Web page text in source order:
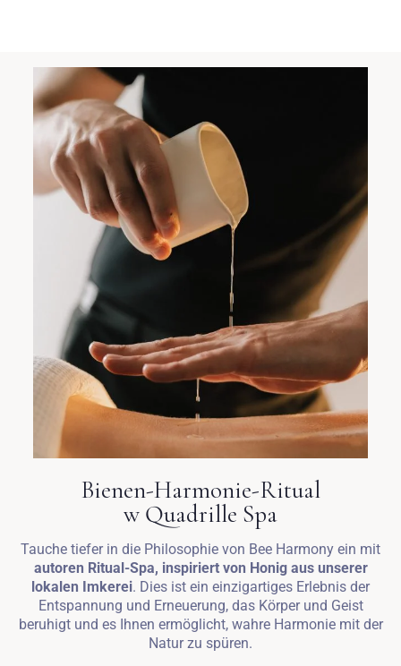
Bienen-Harmonie-Ritual
w Quadrille Spa
Tauche tiefer in die Philosophie von Bee Harmony ein mit
autoren Ritual-Spa, inspiriert von Honig aus unserer
lokalen Imkerei. Dies ist ein einzigartiges Erlebnis der
Entspannung und Erneuerung, das Körper und Geist
beruhigt und es Ihnen ermöglicht, wahre Harmonie mit der
Natur zu spüren.
Anreise
1
Kinder